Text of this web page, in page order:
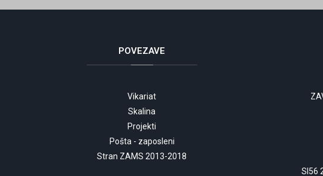
POVEZAVE
Vikariat
Skalina
Projekti
Pošta - zaposleni
Stran ZAMS 2013-2018
SI56